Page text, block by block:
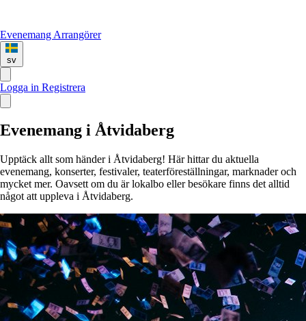
Evenemang Arrangörer
sv
Logga in Registrera
Evenemang i Åtvidaberg
Upptäck allt som händer i Åtvidaberg! Här hittar du aktuella
evenemang, konserter, festivaler, teaterföreställningar, marknader och
mycket mer. Oavsett om du är lokalbo eller besökare finns det alltid
något att uppleva i Åtvidaberg.